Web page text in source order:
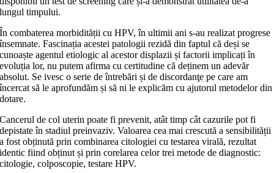
lungul timpului.
În combaterea morbidității cu HPV, în ultimii ani s-au realizat progrese
însemnate. Fascinația acestei patologii rezidă din faptul că deși se
cunoaște agentul etiologic al acestor displazii și factorii implicați în
evoluția lor, nu putem afirma cu certitudine că deținem un adevăr
absolut. Se ivesc o serie de întrebări și de discordanţe pe care am
încercat să le aprofundăm și să ni le explicăm cu ajutorul metodelor din
dotare.
Cancerul de col uterin poate fi prevenit, atât timp cât cazurile pot fi
depistate în stadiul preinvaziv. Valoarea cea mai crescută a sensibilității
a fost obținută prin combinarea citologiei cu testarea virală, rezultat
identic fiind obținut și prin corelarea celor trei metode de diagnostic:
citologie, colposcopie, testare HPV.